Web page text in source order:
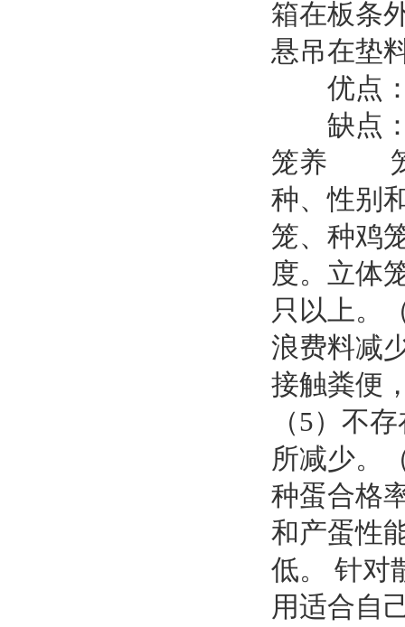
箱在板条
悬吊在垫
优点：
缺点：
笼养 笼
种、性别
笼、种鸡
度。立体
只以上。
浪费料减
接触粪便
（5）不
所减少。
种蛋合格
和产蛋性
低。 针对
用适合自